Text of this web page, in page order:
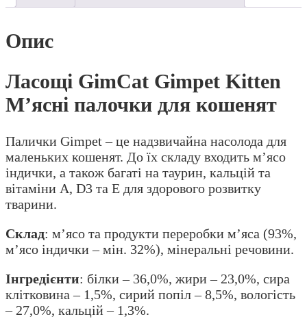
Опис
Ласощі GimCat Gimpet Kitten
М’ясні палочки для кошенят
Палички Gimpet – це надзвичайна насолода для
маленьких кошенят. До їх складу входить м’ясо
індички, а також багаті на таурин, кальцій та
вітаміни А, D3 та Е для здорового розвитку
тварини.
Склад: м’ясо та продукти переробки м’яса (93%,
м’ясо індички – мін. 32%), мінеральні речовини.
Інгредієнти: білки – 36,0%, жири – 23,0%, сира
клітковина – 1,5%, сирий попіл – 8,5%, вологість
– 27,0%, кальцій – 1,3%.